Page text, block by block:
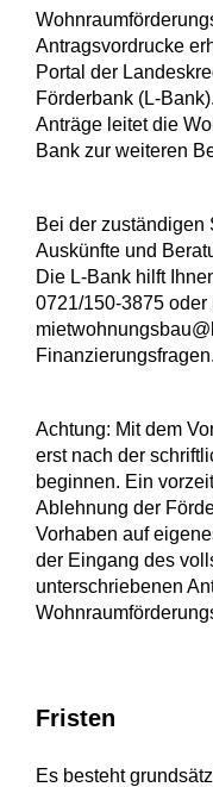
Antragsvordrucke
Portal der
Förderbank (L-Bank).
Anträge leitet die
Bank zur weiteren
Bei der
Auskünfte und
Die L-Bank hilft
0721/150-3875 oder
Finanzierungsfragen.
Achtung: Mit dem
erst nach der
beginnen. Ein
Ablehnung der
Vorhaben auf
der Eingang des
unterschriebenen
Fristen
Es besteht